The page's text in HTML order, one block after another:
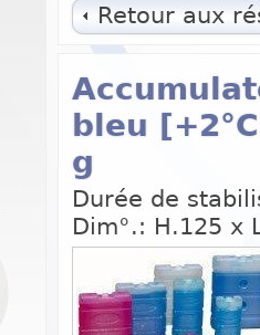
Retour aux
bleu
g
Durée de
Dim°.: H.125 x